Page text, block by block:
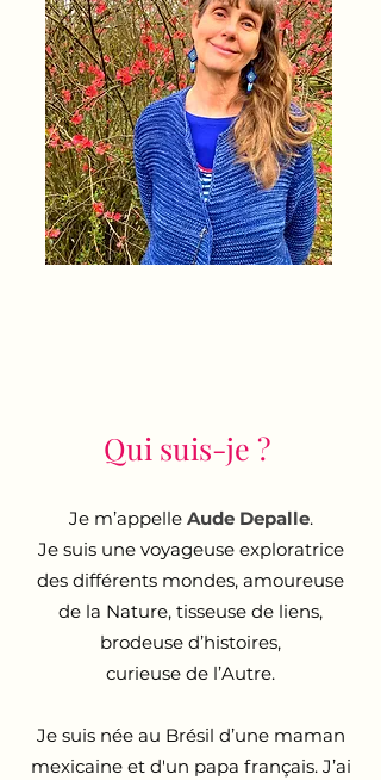
Qui suis-je ?
Je m’appelle Aude Depalle.
Je suis une voyageuse exploratrice
des différents mondes, amoureuse
de la Nature, tisseuse de liens,
brodeuse d’histoires,
curieuse de l’Autre.
Je suis née au Brésil d’une maman
mexicaine et d'un papa français. J’ai